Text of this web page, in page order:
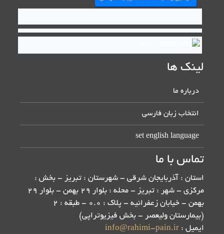
لینک ها
درباره ما
انتخاب زبان فارسی
set english language
تماس با ما
استان : آذربایجان شرقی - شهرستان : تبریز - بخش :
مرکزی - شهر : تبریز - محله : بلوار 29 بهمن - بلوار 29
بهمن - خیابان زعفرانیه - پلاک : 0.0 - طبقه : 2
(بیمارستان ولیعصر - بخش فیزیوتراپی)
ایمیل : info@rahimi-pain.ir